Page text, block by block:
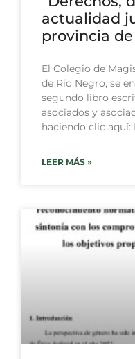
actualidad
provincia de
El Colegio de
de Río Negro, se
segundo libro
asociados y
haciendo clic aquí:
LEER MÁS »